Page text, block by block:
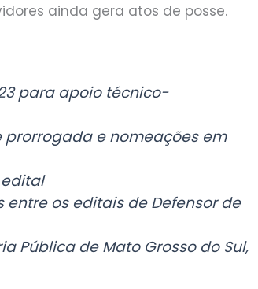
ainda gera atos de posse.
para apoio técnico-
prorrogada e nomeações em
os editais de Defensor de
Pública de Mato Grosso do Sul,